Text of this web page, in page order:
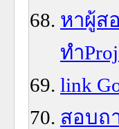
หาผู้ส
ทำ
link
สอบถ